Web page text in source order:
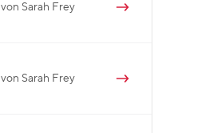
von Sarah Frey
von Sarah Frey